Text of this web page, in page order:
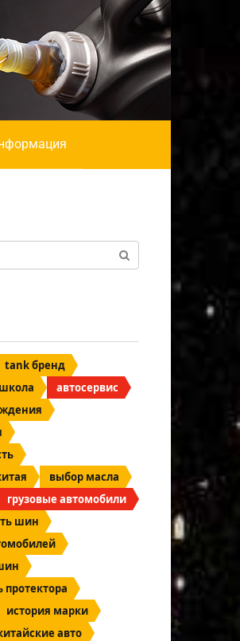
tank бренд
автосервис
выбор масла
грузовые автомобили
шин
протектора
история марки
авто